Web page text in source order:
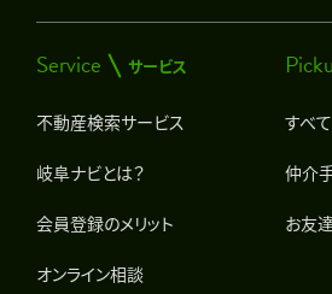
Service サービス
不動産検索サービス
岐阜ナビとは？
会員登録のメリット
オンライン相談
すべ
仲介
お友